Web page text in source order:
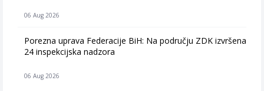
06 Aug 2026
Porezna uprava Federacije BiH: Na području ZDK izvršena
24 inspekcijska nadzora
06 Aug 2026